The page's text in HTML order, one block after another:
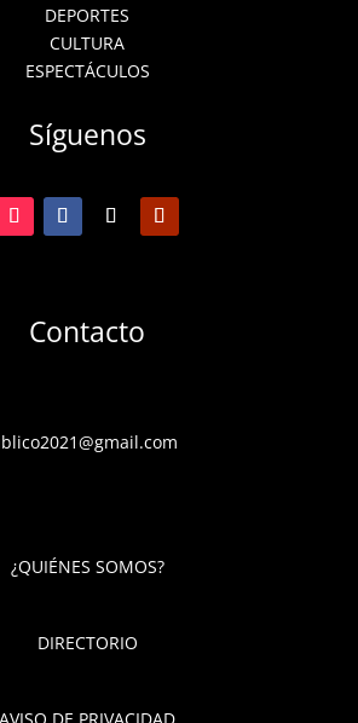
DEPORTES
CULTURA
ESPECTÁCULOS
Síguenos
Contacto
¿QUIÉNES SOMOS?
DIRECTORIO
AVISO DE PRIVACIDAD